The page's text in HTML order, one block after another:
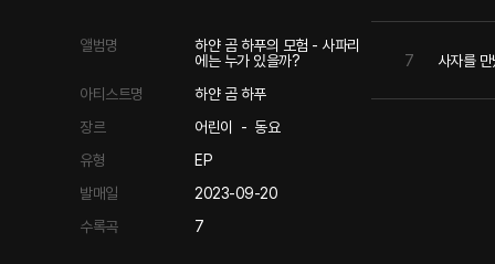
앨범명
하얀 곰 하푸의 모험 - 사파리
에는 누가 있을까?
아티스트명
하얀 곰 하푸
장르
어린이 - 동요
유형
EP
발매일
2023-09-20
수록곡
7
7 사자를